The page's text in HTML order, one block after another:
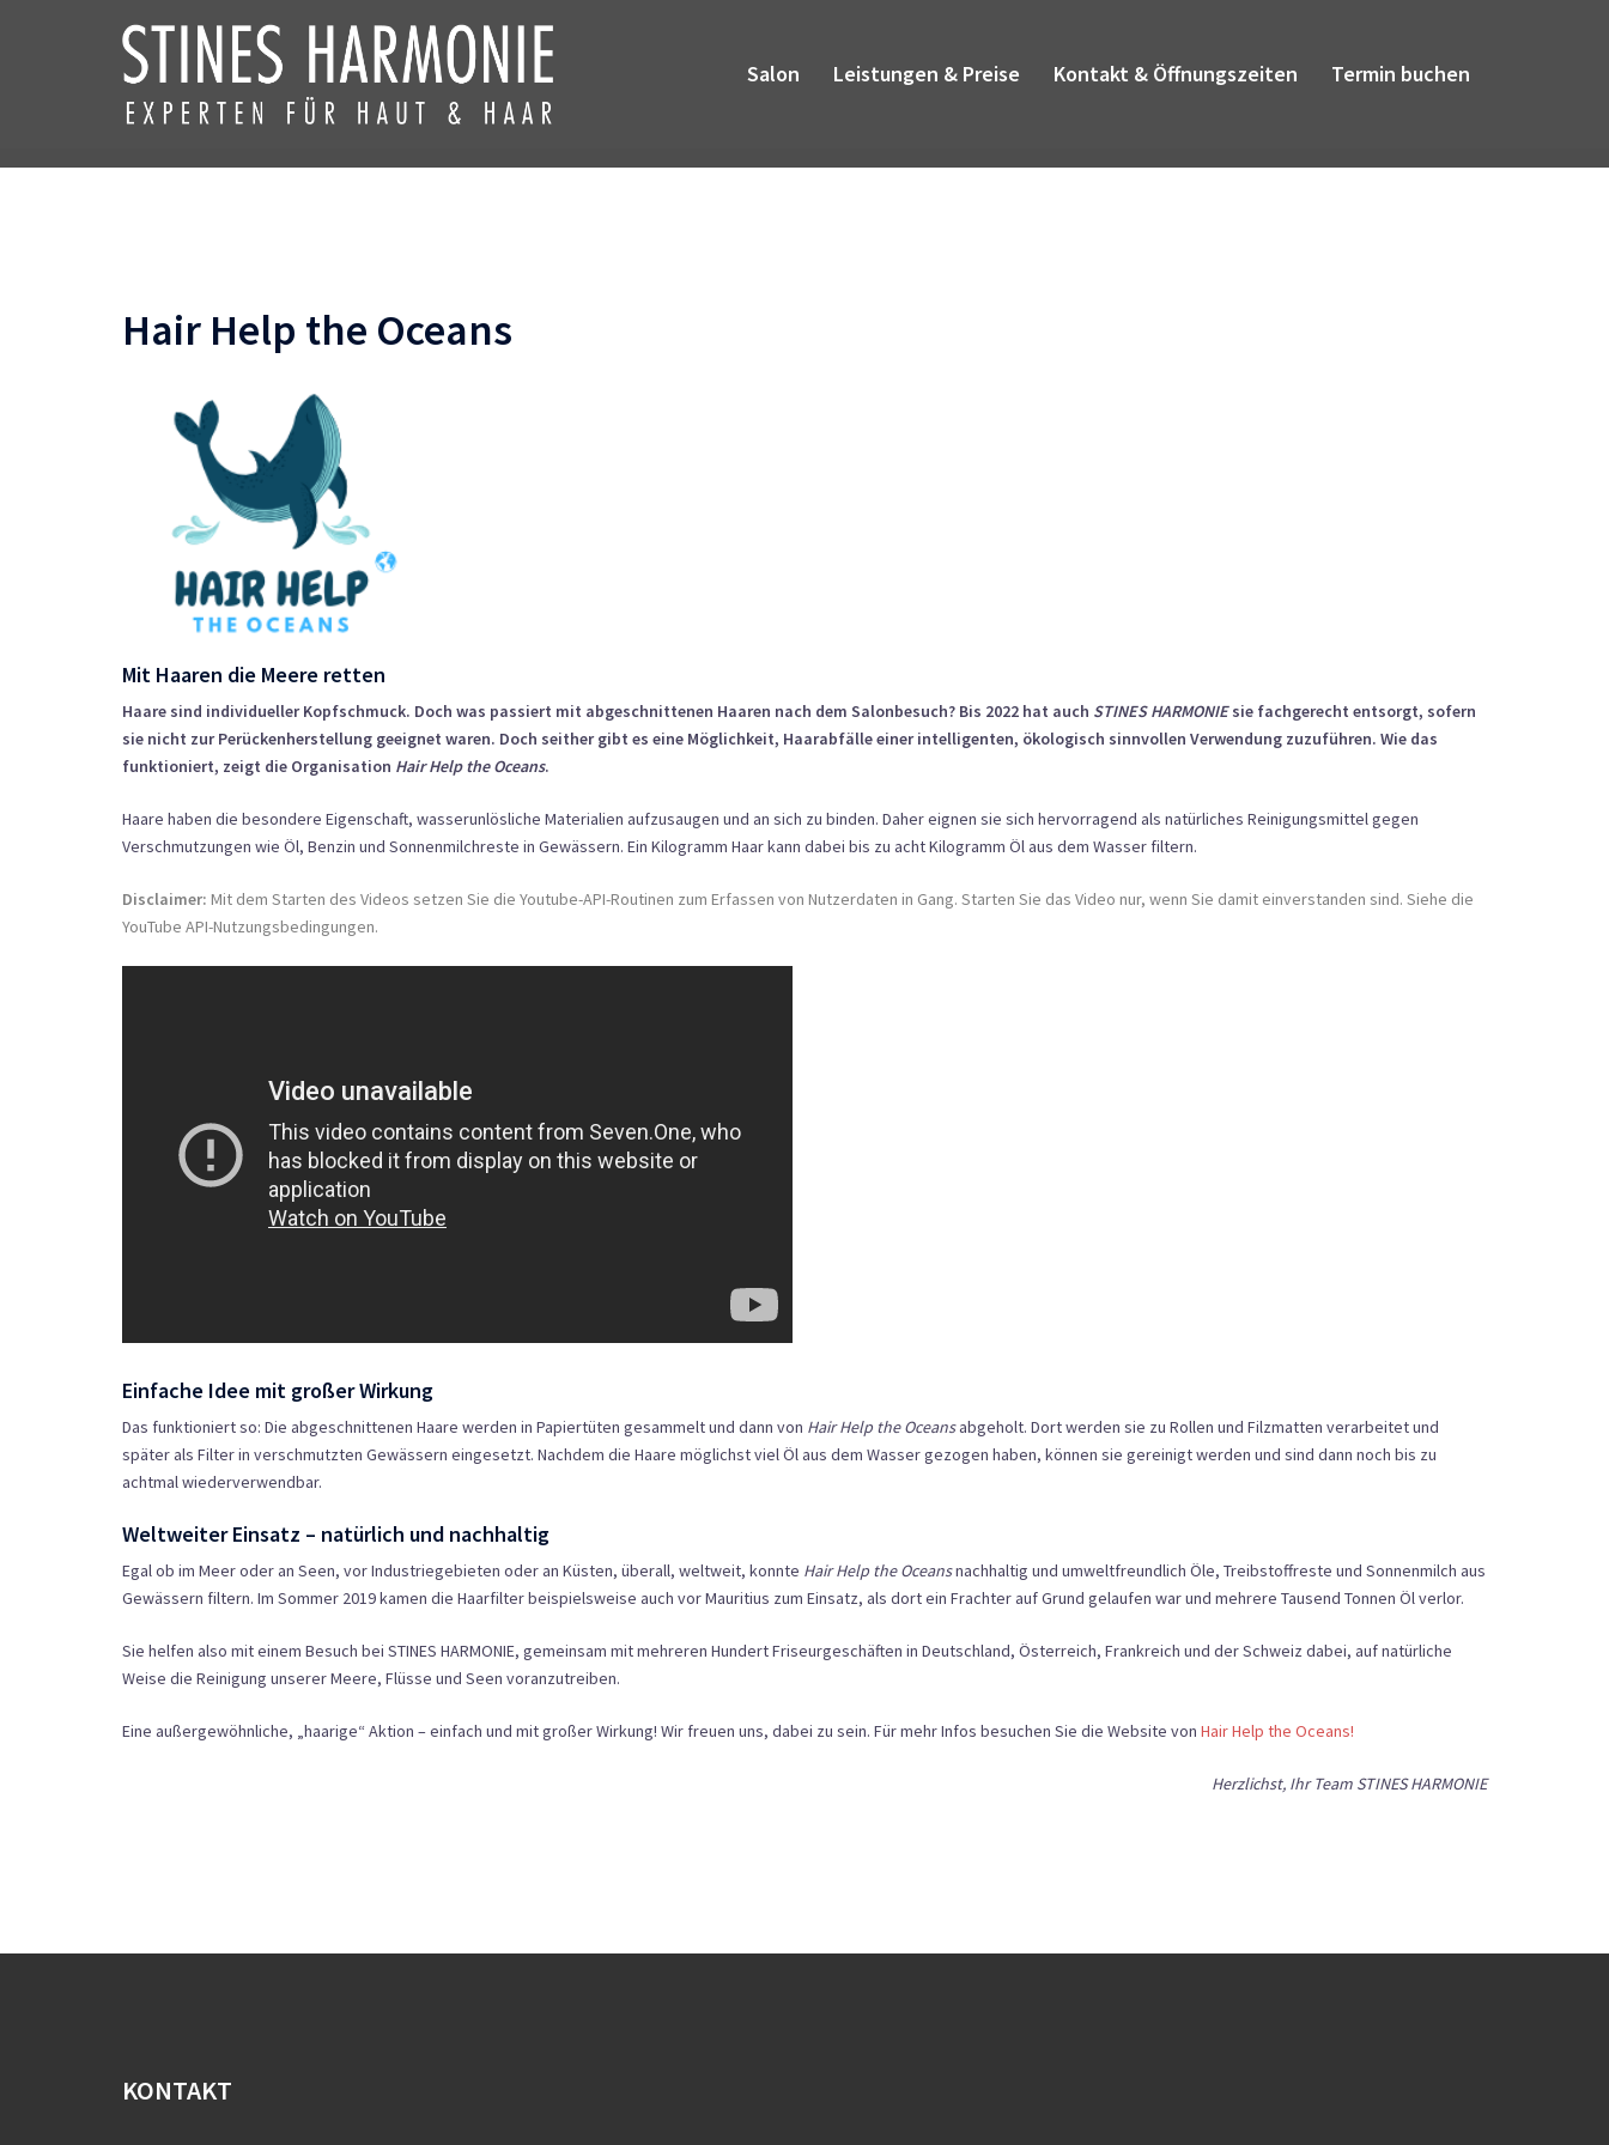
Salon Leistungen & Preise Kontakt & Öffnungszeiten Termin buchen
Hair Help the Oceans
Mit Haaren die Meere retten
Haare sind individueller Kopfschmuck. Doch was passiert mit abgeschnittenen Haaren nach dem Salonbesuch? Bis 2022 hat auch STINES HARMONIEsie fachgerecht entsorgt, sofern
sie nicht zur Perückenherstellung geeignet waren. Doch seither gibt es eine Möglichkeit, Haarabfälle einer intelligenten, ökologisch sinnvollen Verwendung zuzuführen. Wie das
funktioniert, zeigt die Organisation Hair Help the Oceans.
Haare haben die besondere Eigenschaft, wasserunlösliche Materialien aufzusaugen und an sich zu binden. Daher eignen sie sich hervorragend als natürliches Reinigungsmittel gegen
Verschmutzungen wie Öl, Benzin und Sonnenmilchreste in Gewässern. Ein Kilogramm Haar kann dabei bis zu acht Kilogramm Öl aus dem Wasser filtern.
Disclaimer: Mit dem Starten des Videos setzen Sie die Youtube-API-Routinen zum Erfassen von Nutzerdaten in Gang. Starten Sie das Video nur, wenn Sie damit einverstanden sind. Siehe die
YouTube API-Nutzungsbedingungen.
Einfache Idee mit großer Wirkung
Das funktioniert so: Die abgeschnittenen Haare werden in Papiertüten gesammelt und dann von Hair Help the Oceansabgeholt. Dort werden sie zu Rollen und Filzmatten verarbeitet und
später als Filter in verschmutzten Gewässern eingesetzt. Nachdem die Haare möglichst viel Öl aus dem Wasser gezogen haben, können sie gereinigt werden und sind dann noch bis zu
achtmal wiederverwendbar.
Weltweiter Einsatz – natürlich und nachhaltig
Egal ob im Meer oder an Seen, vor Industriegebieten oder an Küsten, überall, weltweit, konnte Hair Help the Oceansnachhaltig und umweltfreundlich Öle, Treibstoffreste und Sonnenmilch aus
Gewässern filtern. Im Sommer 2019 kamen die Haarfilter beispielsweise auch vor Mauritius zum Einsatz, als dort ein Frachter auf Grund gelaufen war und mehrere Tausend Tonnen Öl verlor.
Sie helfen also mit einem Besuch bei STINES HARMONIE, gemeinsam mit mehreren Hundert Friseurgeschäften in Deutschland, Österreich, Frankreich und der Schweiz dabei, auf natürliche
Weise die Reinigung unserer Meere, Flüsse und Seen voranzutreiben.
Eine außergewöhnliche, „haarige“ Aktion – einfach und mit großer Wirkung! Wir freuen uns, dabei zu sein. Für mehr Infos besuchen Sie die Website von Hair Help the Oceans!
Herzlichst, Ihr Team STINES HARMONIE
KONTAKT